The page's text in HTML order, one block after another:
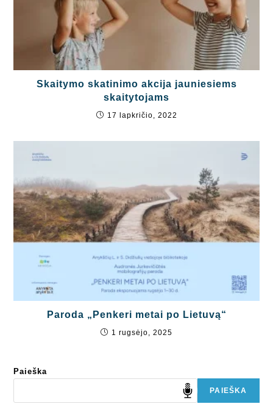
Skaitymo skatinimo akcija jauniesiems
skaitytojams
17 lapkričio, 2022
Paroda „Penkeri metai po Lietuvą“
1 rugsėjo, 2025
Paieška
PAIEŠKA